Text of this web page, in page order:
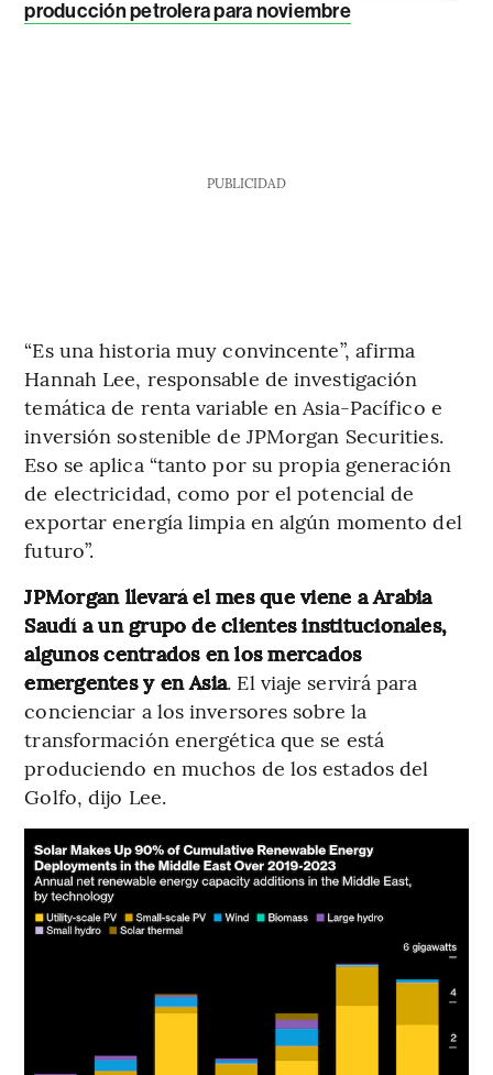
producción petrolera para noviembre
PUBLICIDAD
“Es una historia muy convincente”, afirma
Hannah Lee, responsable de investigación
temática de renta variable en Asia-Pacífico e
inversión sostenible de JPMorgan Securities.
Eso se aplica “tanto por su propia generación
de electricidad, como por el potencial de
exportar energía limpia en algún momento del
futuro”.
JPMorgan llevará el mes que viene a Arabia
Saudí a un grupo de clientes institucionales,
algunos centrados en los mercados
emergentes y en Asia. El viaje servirá para
concienciar a los inversores sobre la
transformación energética que se está
produciendo en muchos de los estados del
Golfo, dijo Lee.